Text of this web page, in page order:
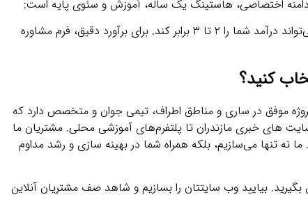
هیچ هزینه پنهانی وجود ندارد و بازگشت سرمایه سریع است؛ یک وب‌ سایت مؤثر می‌تواند درآمد شما را ۲ تا ۳ برابر کند. برای برآورد دقیق، فرم مشاوره
کنید؟
یکی از پیشگامان شرکت طراحی سایت در مازندران، رایا اپ با بیش از ۱۰۰ پروژه موفق در ساری و مناطق اطراف، تیمی جوان و متخصص دارد که
های خبری مازندران تا پلتفرم‌های آموزشی محلی. مشتریان ما
تنها می‌سازیم، بلکه همراه شما در بهینه‌ سازی و رشد مداوم
بیایید وب‌ سایتتان را بسازیم و شاهد صف مشتریان آنلاین